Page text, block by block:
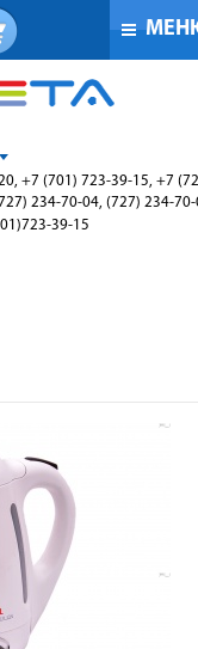
+7 (701) 723-39-15, +7
234-70-04, (727) 234-
39-15